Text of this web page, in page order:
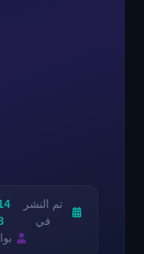
تم النشر
في